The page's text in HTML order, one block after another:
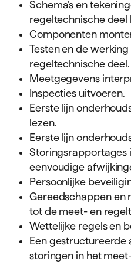
Schema’s en
regeltechnische deel
Componenten
Testen en de
regeltechnische deel.
Meetgegevens
Inspecties uitvoeren.
Eerste lijn
lezen.
Eerste lijn
Storingsrapportages
eenvoudige
Persoonlijke
Gereedschappen en
tot de meet- en
Wettelijke regels en
Een gestructureerde
storingen in het